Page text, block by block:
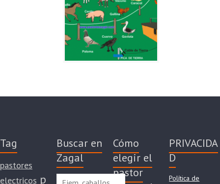
Tag
pastores
electricos p
Buscar en
Zagal
Cómo
elegir el
pastor
PRIVACIDA
D
Política de